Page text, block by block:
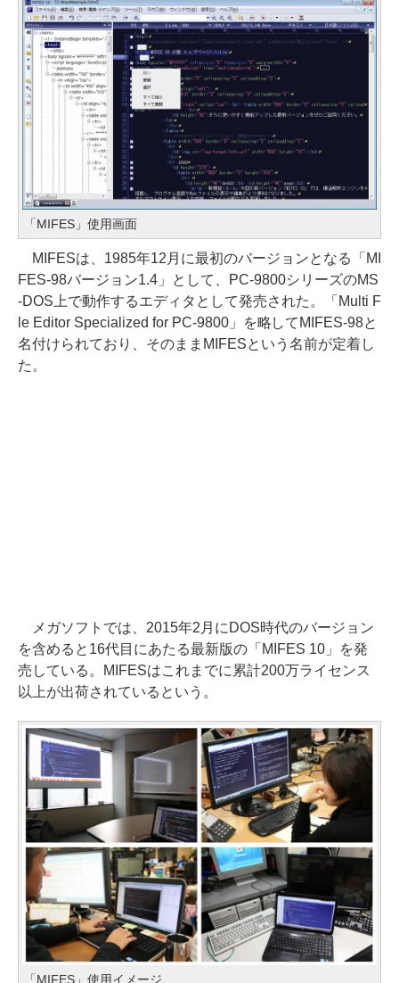
「MIFES」使用画面
MIFESは、1985年12月に最初のバージョンとなる「MI
FES-98バージョン1.4」として、PC-9800シリーズのMS
-DOS上で動作するエディタとして発売された。「Multi F
le Editor Specialized for PC-9800」を略してMIFES-98と
名付けられており、そのままMIFESという名前が定着し
た。
メガソフトでは、2015年2月にDOS時代のバージョン
を含めると16代目にあたる最新版の「MIFES 10」を発
売している。MIFESはこれまでに累計200万ライセンス
以上が出荷されているという。
「MIFES」使用イメージ